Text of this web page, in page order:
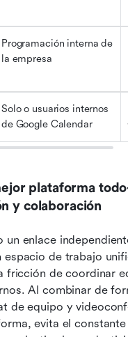
Programación interna de
la empresa
Solo o usuarios internos
de Google Calendar
plataforma
y colaboración
un enlace
espacio de trabajo
fricción de coordinar
Al combinar de
de equipo y
evita el